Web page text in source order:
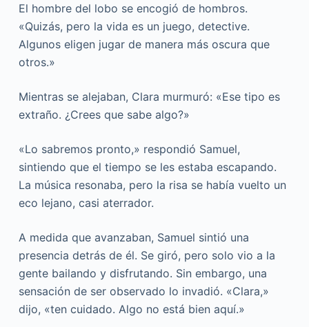
El hombre del lobo se encogió de hombros.
«Quizás, pero la vida es un juego, detective.
Algunos eligen jugar de manera más oscura que
otros.»
Mientras se alejaban, Clara murmuró: «Ese tipo es
extraño. ¿Crees que sabe algo?»
«Lo sabremos pronto,» respondió Samuel,
sintiendo que el tiempo se les estaba escapando.
La música resonaba, pero la risa se había vuelto un
eco lejano, casi aterrador.
A medida que avanzaban, Samuel sintió una
presencia detrás de él. Se giró, pero solo vio a la
gente bailando y disfrutando. Sin embargo, una
sensación de ser observado lo invadió. «Clara,»
dijo, «ten cuidado. Algo no está bien aquí.»